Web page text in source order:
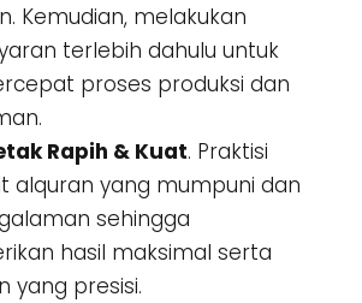
Kemudian, melakukan
terlebih dahulu untuk
proses produksi dan
Rapih & Kuat. Praktisi
alquran yang mumpuni dan
sehingga
hasil maksimal serta
yang presisi.